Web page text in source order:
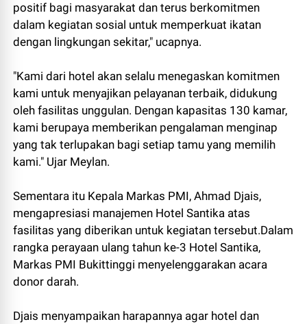
positif bagi masyarakat dan terus berkomitmen
dalam kegiatan sosial untuk memperkuat ikatan
dengan lingkungan sekitar," ucapnya.
"Kami dari hotel akan selalu menegaskan komitmen
kami untuk menyajikan pelayanan terbaik, didukung
oleh fasilitas unggulan. Dengan kapasitas 130 kamar,
kami berupaya memberikan pengalaman menginap
yang tak terlupakan bagi setiap tamu yang memilih
kami." Ujar Meylan.
Sementara itu Kepala Markas PMI, Ahmad Djais,
mengapresiasi manajemen Hotel Santika atas
fasilitas yang diberikan untuk kegiatan tersebut.Dalam
rangka perayaan ulang tahun ke-3 Hotel Santika,
Markas PMI Bukittinggi menyelenggarakan acara
donor darah.
Djais menyampaikan harapannya agar hotel dan